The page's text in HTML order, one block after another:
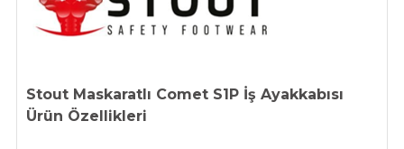
Stout Maskaratlı Comet S1P İş Ayakkabısı
Ürün Özellikleri